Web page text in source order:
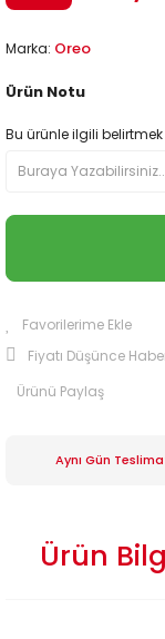
Marka: Oreo
Ürün Notu
Bu ürünle ilgili
Fiyatı Düşünce
Ürünü Paylaş
Aynı Gün
Ürün